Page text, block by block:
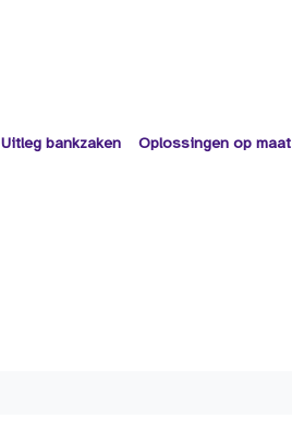
Uitleg bankzaken Oplossingen op maat